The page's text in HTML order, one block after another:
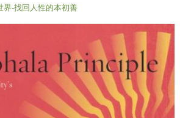
-找回人性的本初善